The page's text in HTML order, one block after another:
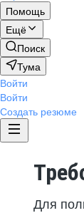
Помощь
Ещё
Поиск
Тума
Войти
Войти
Создать резюме
Для